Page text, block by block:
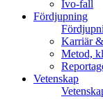
Ivo-fall
Fördjupning
Karriär
Metod,
Vetenskap